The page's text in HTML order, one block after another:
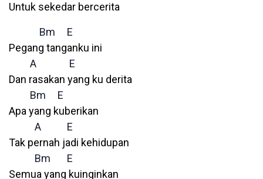
Untuk sekedar bercerita
Bm
E
Pegang tanganku ini
A
E
Dan rasakan yang ku derita
Bm
E
Apa yang kuberikan
A
E
Tak pernah jadi kehidupan
Bm
E
Semua yang kuinginkan